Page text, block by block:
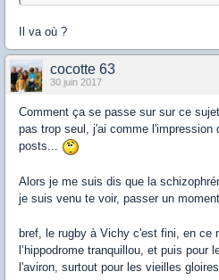
Il va où ?
cocotte 63
30 juin 2017
Comment ça se passe sur sur ce
pas trop seul, j'ai comme l'impression
posts...
Alors je me suis dis que la
je suis venu te voir, passer un
bref, le rugby à Vichy c'est fini, en ce
l’hippodrome tranquillou, et puis pour
l'aviron, surtout pour les vieilles